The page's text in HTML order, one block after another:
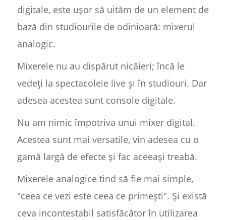
digitale, este ușor să uităm de un element de
bază din studiourile de odinioară: mixerul
analogic.
Mixerele nu au dispărut nicăieri; încă le
vedeți la spectacolele live și în studiouri. Dar
adesea acestea sunt console digitale.
Nu am nimic împotriva unui mixer digital.
Acestea sunt mai versatile, vin adesea cu o
gamă largă de efecte și fac aceeași treabă.
Mixerele analogice tind să fie mai simple,
"ceea ce vezi este ceea ce primești". Și există
ceva incontestabil satisfăcător în utilizarea